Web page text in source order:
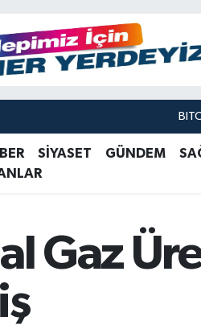
SİYASET GÜNDEM
Gaz